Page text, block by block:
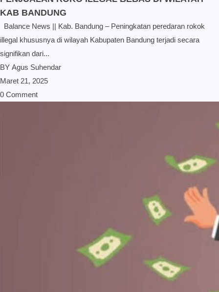
KAB BANDUNG
Balance News || Kab. Bandung – Peningkatan peredaran rokok
illegal khususnya di wilayah Kabupaten Bandung terjadi secara
signifikan dari...
BY Agus Suhendar
Maret 21, 2025
0 Comment